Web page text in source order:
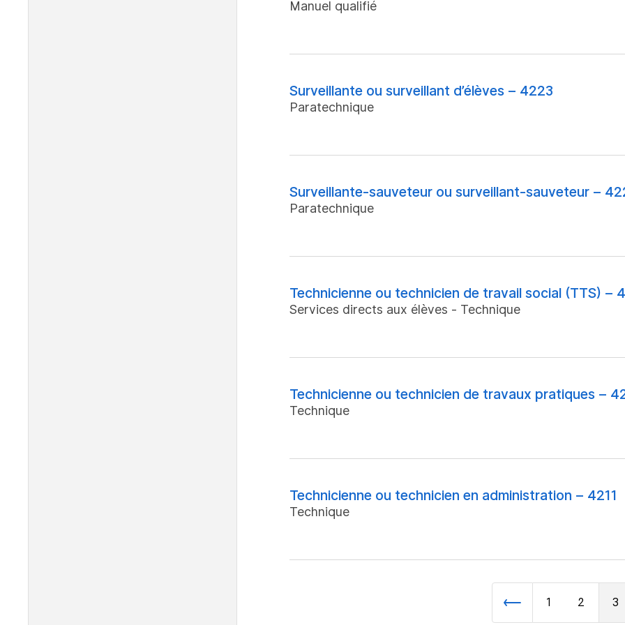
Manuel qualifié
Surveillante ou surveillant d’élèves – 4223
Paratechnique
Surveillante-sauveteur ou surveillant-sauveteur –
Paratechnique
Technicienne ou technicien de travail social (TTS) –
Services directs aux élèves - Technique
Technicienne ou technicien de travaux pratiques –
Technique
Technicienne ou technicien en administration – 4211
Technique
Précédent
1 2 3